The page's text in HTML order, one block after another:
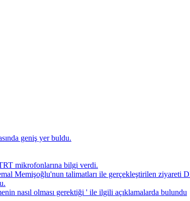
geniş yer buldu.
mikrofonlarına bilgi verdi.
Memişoğlu'nun talimatları ile gerçekleştirilen ziyareti
nasıl olması gerektiği ' ile ilgili açıklamalarda bulundu